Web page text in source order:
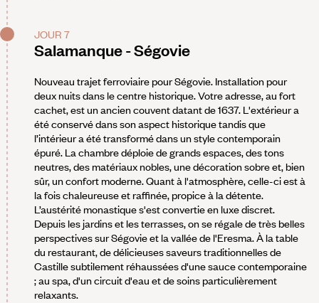
JOUR 7
Salamanque - Ségovie
Nouveau trajet ferroviaire pour Ségovie. Installation pour
deux nuits dans le centre historique. Votre adresse, au fort
cachet, est un ancien couvent datant de 1637. L'extérieur a
été conservé dans son aspect historique tandis que
l’intérieur a été transformé dans un style contemporain
épuré. La chambre déploie de grands espaces, des tons
neutres, des matériaux nobles, une décoration sobre et, bien
sûr, un confort moderne. Quant à l'atmosphère, celle-ci est à
la fois chaleureuse et raffinée, propice à la détente.
L’austérité monastique s'est convertie en luxe discret.
Depuis les jardins et les terrasses, on se régale de très belles
perspectives sur Ségovie et la vallée de l'Eresma. À la table
du restaurant, de délicieuses saveurs traditionnelles de
Castille subtilement réhaussées d'une sauce contemporaine
; au spa, d'un circuit d'eau et de soins particulièrement
relaxants.